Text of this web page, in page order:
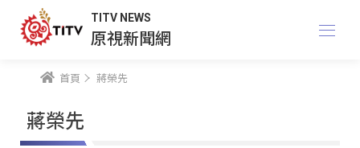
TITV NEWS
原視新聞網
首頁 蔣榮先
蔣榮先